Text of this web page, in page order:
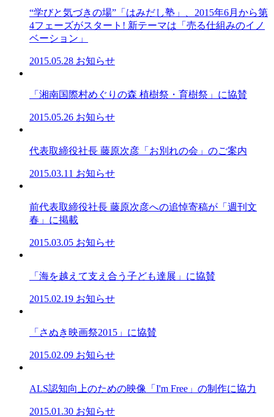
“学びと気づきの場”「はみだし塾」、2015年6月から第
4フェーズがスタート! 新テーマは「売る仕組みのイノ
ベーション」
2015.05.28 お知らせ
「湘南国際村めぐりの森 植樹祭・育樹祭」に協賛
2015.05.26 お知らせ
代表取締役社長 藤原次彦「お別れの会」のご案内
2015.03.11 お知らせ
前代表取締役社長 藤原次彦への追悼寄稿が「週刊文
春」に掲載
2015.03.05 お知らせ
「海を越えて支え合う子ども達展」に協賛
2015.02.19 お知らせ
「さぬき映画祭2015」に協賛
2015.02.09 お知らせ
ALS認知向上のための映像「I'm Free」の制作に協力
2015.01.30 お知らせ